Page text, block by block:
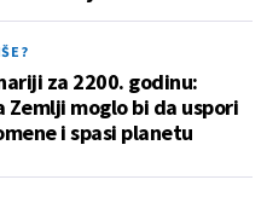
za 2200. godinu:
Zemlji moglo bi da uspori
i spasi planetu